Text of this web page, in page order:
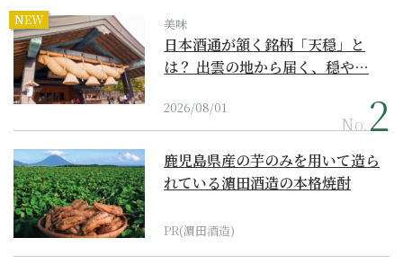
NEW 美味
日本酒通が頷く銘柄「天穏」と
は？ 出雲の地から届く、穏や…
2026/08/01
No.
鹿児島県産の芋のみを用いて造ら
れている濵田酒造の本格焼酎
PR(濵田酒造)